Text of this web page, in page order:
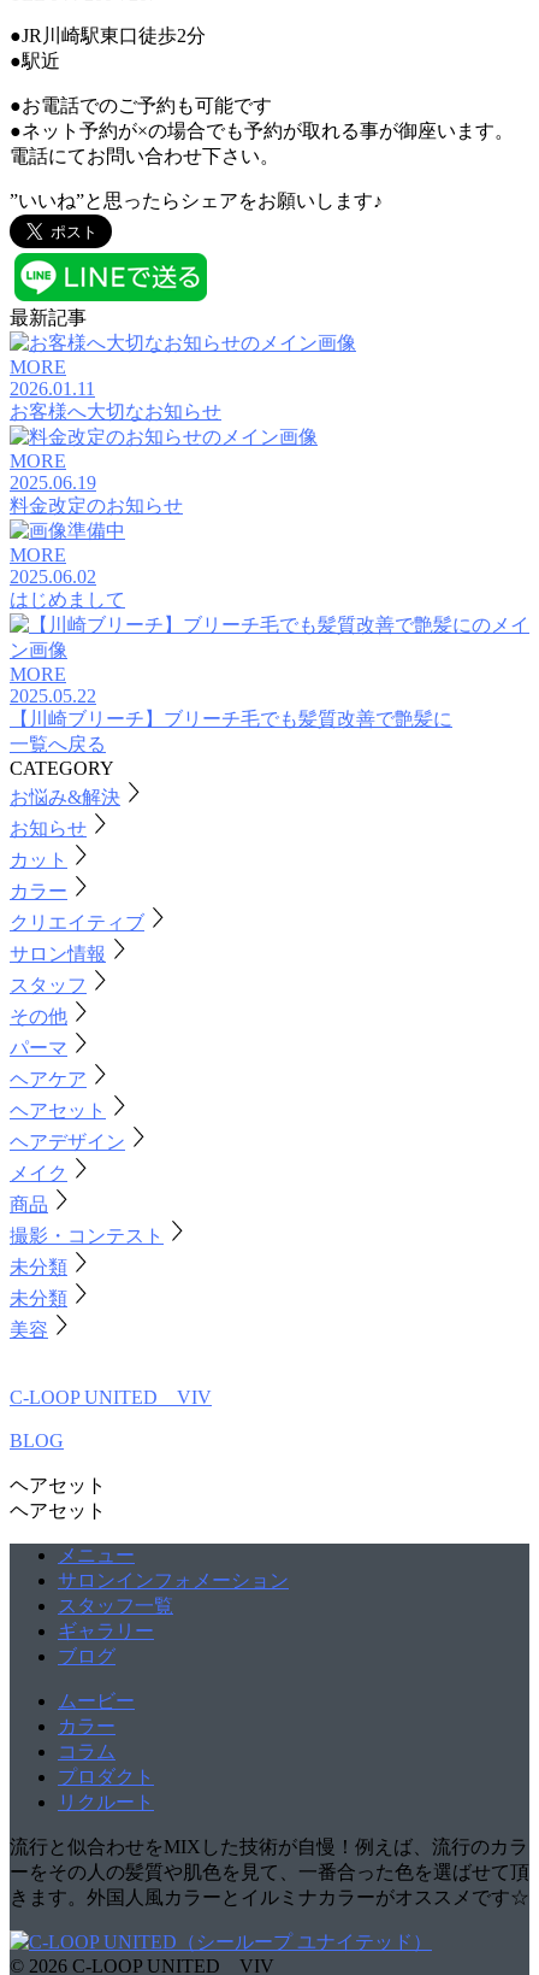
●JR川崎駅東口徒歩2分
●駅近
●お電話でのご予約も可能です
●ネット予約が×の場合でも予約が取れる事が御座います。
電話にてお問い合わせ下さい。
”いいね”と思ったらシェアをお願いします♪
最新記事
MORE
2026.01.11
お客様へ大切なお知らせ
MORE
2025.06.19
料金改定のお知らせ
MORE
2025.06.02
はじめまして
MORE
2025.05.22
【川崎ブリーチ】ブリーチ毛でも髪質改善で艶髪に
一覧へ戻る
CATEGORY
お悩み&解決
お知らせ
カット
カラー
クリエイティブ
サロン情報
スタッフ
その他
パーマ
ヘアケア
ヘアセット
ヘアデザイン
メイク
商品
撮影・コンテスト
未分類
未分類
美容
C-LOOP UNITED VIV
BLOG
ヘアセット
ヘアセット
メニュー
サロンインフォメーション
スタッフ一覧
ギャラリー
ブログ
ムービー
カラー
コラム
プロダクト
リクルート
流行と似合わせをMIXした技術が自慢！例えば、流行のカラ
ーをその人の髪質や肌色を見て、一番合った色を選ばせて頂
きます。外国人風カラーとイルミナカラーがオススメです☆
© 2026 C-LOOP UNITED VIV